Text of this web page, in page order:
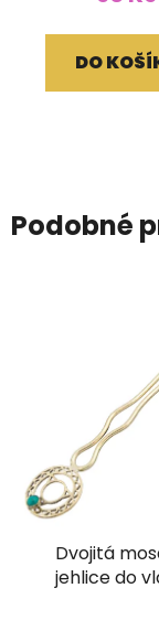
DO
Podobné
Dvojitá
jehlice do